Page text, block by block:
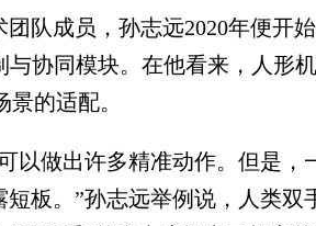
成员，孙志远2020年便开始
协同模块。在他看来，人形
的适配。
做出许多精准动作。但是，
板。”孙志远举例说，人类双